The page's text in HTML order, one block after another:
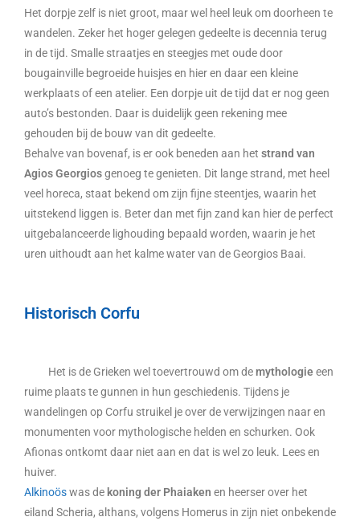
Het dorpje zelf is niet groot, maar wel heel leuk om doorheen te
wandelen. Zeker het hoger gelegen gedeelte is decennia terug
in de tijd. Smalle straatjes en steegjes met oude door
bougainville begroeide huisjes en hier en daar een kleine
werkplaats of een atelier. Een dorpje uit de tijd dat er nog geen
auto’s bestonden. Daar is duidelijk geen rekening mee
gehouden bij de bouw van dit gedeelte.
Behalve van bovenaf, is er ook beneden aan het strand van
Agios Georgiosgenoeg te genieten. Dit lange strand, met heel
veel horeca, staat bekend om zijn fijne steentjes, waarin het
uitstekend liggen is. Beter dan met fijn zand kan hier de perfect
uitgebalanceerde lighouding bepaald worden, waarin je het
uren uithoudt aan het kalme water van de Georgios Baai.
Historisch Corfu
Het is de Grieken wel toevertrouwd om demythologie een
ruime plaats te gunnen in hun geschiedenis. Tijdens je
wandelingen op Corfu struikel je over de verwijzingen naar en
monumenten voor mythologische helden en schurken. Ook
Afionas ontkomt daar niet aan en dat is wel zo leuk. Lees en
huiver.
Alkinoöswas de koning der Phaiaken en heerser over het
eiland Scheria, althans, volgens Homerus in zijn niet onbekende